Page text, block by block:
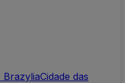
BrazyliaCidade das